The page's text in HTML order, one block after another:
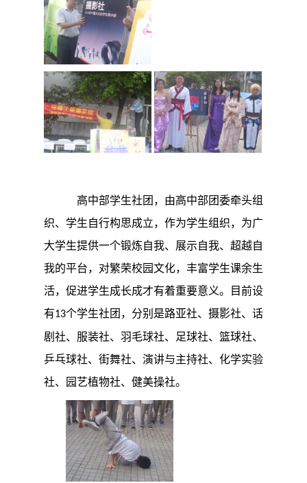
高中部学生社团，由高中部团委牵头组
织、学生自行构思成立，作为学生组织，为广
大学生提供一个锻炼自我、展示自我、超越自
我的平台， 对繁荣校园文化，丰富学生课余生
活，促进学生成长成才有着重要意义。目前设
有13个学生社团，分别是路亚社、摄影社、话
剧社、服装社、羽毛球社、足球社、篮球社、
乒乓球社、街舞社、演讲与主持社、化学实验
社、园艺植物社、健美操社。